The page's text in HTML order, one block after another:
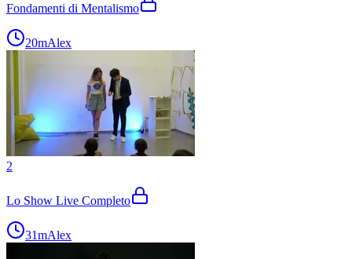
Fondamenti di Mentalismo
20mAlex
2
Lo Show Live Completo
31mAlex